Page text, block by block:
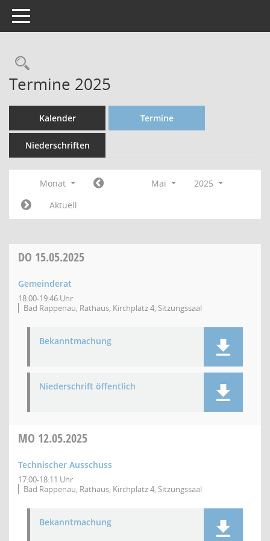
Toggle navigation
Termine 2025
Kalender Termine
Niederschriften
Monat Mai
2025
Aktuell
DO 15.05.2025
Gemeinderat
18:00-19:46 Uhr
Bad Rappenau, Rathaus, Kirchplatz 4, Sitzungssaal
Bekanntmachung
Niederschrift öffentlich
MO 12.05.2025
Technischer Ausschuss
17:00-18:11 Uhr
Bad Rappenau, Rathaus, Kirchplatz 4, Sitzungssaal
Bekanntmachung